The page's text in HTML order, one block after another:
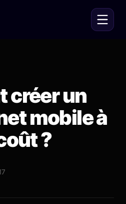
créer un
mobile à
?